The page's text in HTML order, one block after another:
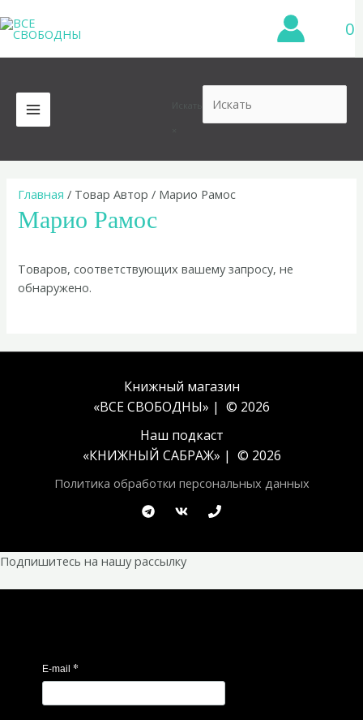
к
содержимому
0
MAIN
MENU
Главная / Товар Автор / Марио Рамос
Марио Рамос
Товаров, соответствующих вашему запросу, не
обнаружено.
Книжный магазин
«ВСЕ СВОБОДНЫ» | © 2026
Наш подкаст
«КНИЖНЫЙ САБРАЖ» | © 2026
Политика обработки персональных данных
Подпишитесь на нашу рассылку
E-mail *